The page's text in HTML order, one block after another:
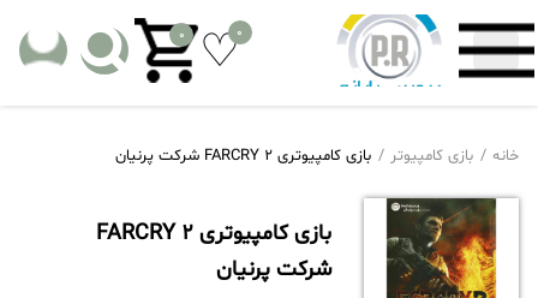
0
0
خانه بازی کامپیوتر بازی کامپیوتری FARCRY 2 شرکت پرنیان
بازی کامپیوتری FARCRY 2
شرکت پرنیان